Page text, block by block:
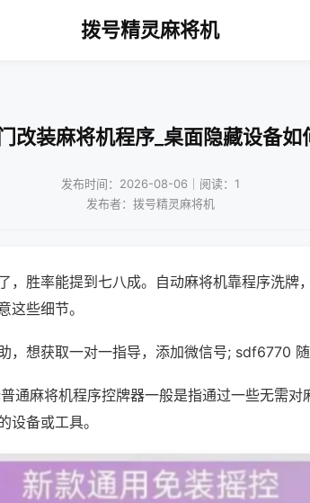
拨号精灵麻将机
改装麻将机程序_桌面隐藏设备
发布时间：2026-08-06｜阅读：1
发布者：拨号精灵麻将机
，胜率能提到七八成。自动麻将机靠程序洗牌
这些细节。
，想获取一对一指导，添加微信号; sdf6770 随
通麻将机程序控牌器一般是指通过一些无需对
设备或工具。